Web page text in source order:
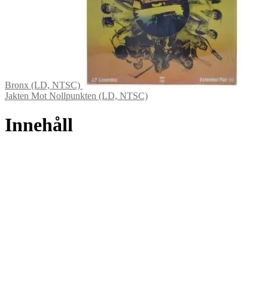
Bronx (LD, NTSC)
Jakten Mot Nollpunkten (LD, NTSC)
Innehåll